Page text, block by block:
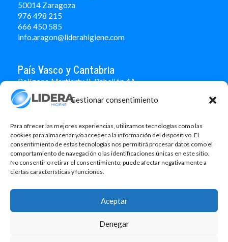
Gestionar consentimiento
Para ofrecer las mejores experiencias, utilizamos tecnologías como las
cookies para almacenar y/o acceder a la información del dispositivo. El
consentimiento de estas tecnologías nos permitirá procesar datos como el
comportamiento de navegación o las identificaciones únicas en este sitio.
No consentir o retirar el consentimiento, puede afectar negativamente a
ciertas características y funciones.
Aceptar
Denegar
50014 Zaragoza
976 498 215
666 450 585
info.aragon@liderahigiene.com
País Vasco y Cantabria
Polígono Martiartu II. Pabellón 4A
48480 Arrigorriaga
Bizkaia
666 451 184
info.paisvasco@liderahigiene.com
Linked In